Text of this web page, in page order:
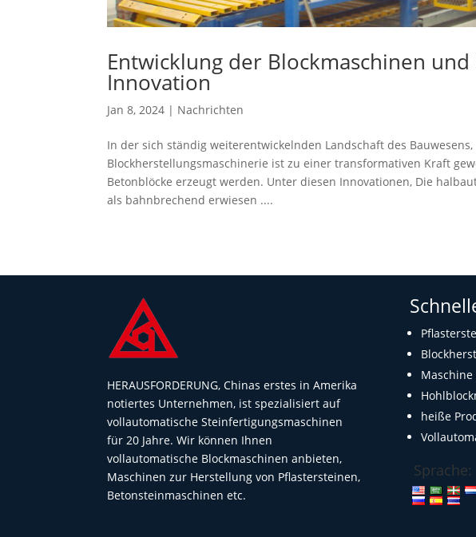
Entwicklung der Blockmaschinen
Innovation
Jan 8, 2024 | Nachrichten
In der sich ständig weiterentwickelnden Landschaft des
Blockherstellungsmaschinerie ist zu einer transformativen Kraft
Betonblöcke erzeugt werden. Unter diesen Innovationen, Die
als bahnbrechend erwiesen ....
HERAUSFORDERUNG, Chinas erstes in Amerika
notiertes Unternehmen, ist spezialisiert auf
vollautomatische Steinfertigungsmaschinen
für 20 Jahre. Wir können Ihnen
vollautomatische Blockmaschinen anbieten,
Maschinen zur Herstellung von Pflastersteinen,
Betonsteinmaschinen etc.
heiße
Sprache: